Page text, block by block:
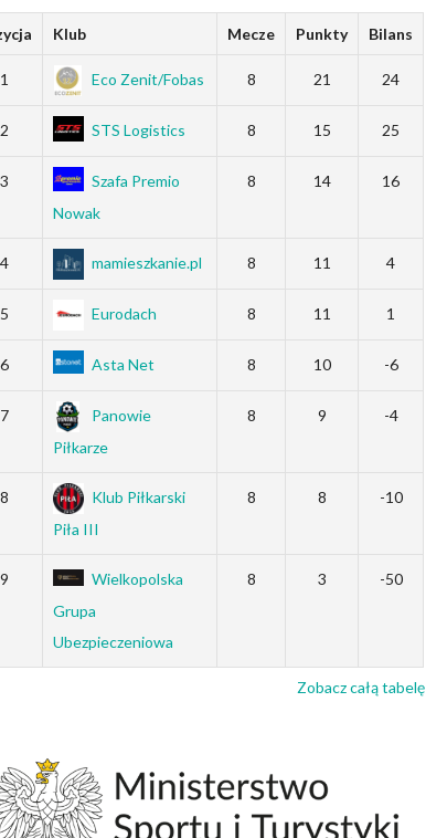
Klub Mecze Punkty Bilans
1 Eco Zenit/Fobas 8 21 24
2 STS Logistics 8 15 25
3
Szafa Premio
Nowak
8 14 16
4 mamieszkanie.pl 8 11 4
5 Eurodach 8 11 1
6 Asta Net 8 10 -6
7
Panowie
Piłkarze
8 9 -4
8
Klub Piłkarski
Piła III
8 8 -10
9
Wielkopolska
Grupa
Ubezpieczeniowa
8 3 -50
Zobacz całą tabelę